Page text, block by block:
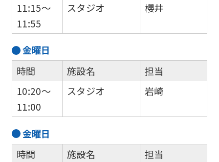
11:15～
11:55
スタジオ
櫻井
金曜日
時間
10:20～
11:00
施設名
スタジオ
担当
岩崎
金曜日
時間
施設名
担当
For
foreigners
Central